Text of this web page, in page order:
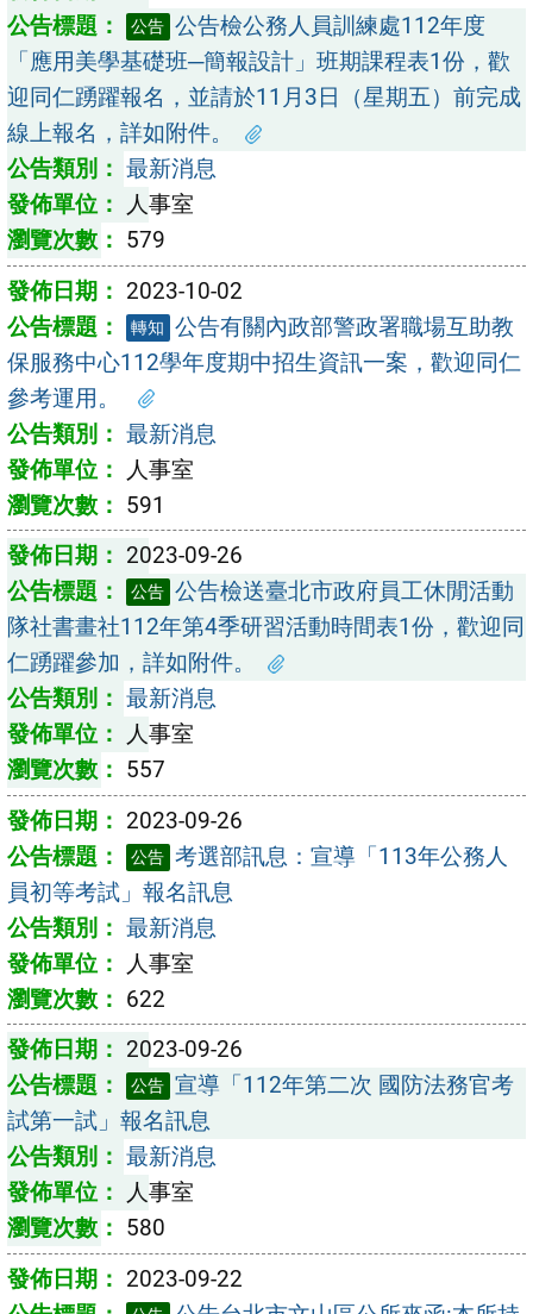
公告 公告檢公務人員訓練處112年度
「應用美學基礎班─簡報設計」班期課程表1份，歡
迎同仁踴躍報名，並請於11月3日（星期五）前完成
線上報名，詳如附件。
最新消息
人事室
579
2023-10-02
轉知 公告有關內政部警政署職場互助教
保服務中心112學年度期中招生資訊一案，歡迎同仁
參考運用。
最新消息
人事室
591
2023-09-26
公告 公告檢送臺北市政府員工休閒活動
隊社書畫社112年第4季研習活動時間表1份，歡迎同
仁踴躍參加，詳如附件。
最新消息
人事室
557
2023-09-26
公告 考選部訊息：宣導「113年公務人
員初等考試」報名訊息
最新消息
人事室
622
2023-09-26
公告 宣導「112年第二次 國防法務官考
試第一試」報名訊息
最新消息
人事室
580
2023-09-22